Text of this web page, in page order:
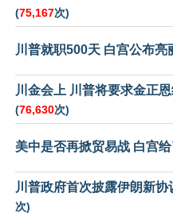
(75,167次)
川普就职500天 白宫公布亮
川金会上 川普将要求金正
(76,630次)
美中是否再掀贸易战 白宫
川普政府首次披露伊朗新协
次)